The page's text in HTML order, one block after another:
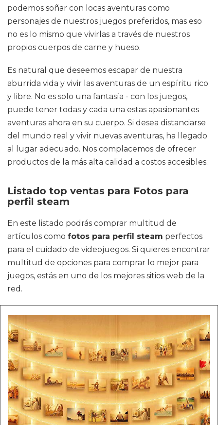
podemos soñar con locas aventuras como
personajes de nuestros juegos preferidos, mas eso
no es lo mismo que vivirlas a través de nuestros
propios cuerpos de carne y hueso.
Es natural que deseemos escapar de nuestra
aburrida vida y vivir las aventuras de un espíritu rico
y libre. No es solo una fantasía - con los juegos,
puede tener todas y cada una estas apasionantes
aventuras ahora en su cuerpo. Si desea distanciarse
del mundo real y vivir nuevas aventuras, ha llegado
al lugar adecuado. Nos complacemos de ofrecer
productos de la más alta calidad a costos accesibles.
Listado top ventas para Fotos para
perfil steam
En este listado podrás comprar multitud de
artículos como fotos para perfil steam perfectos
para el cuidado de videojuegos. Si quieres encontrar
multitud de opciones para comprar lo mejor para
juegos, estás en uno de los mejores sitios web de la
red.